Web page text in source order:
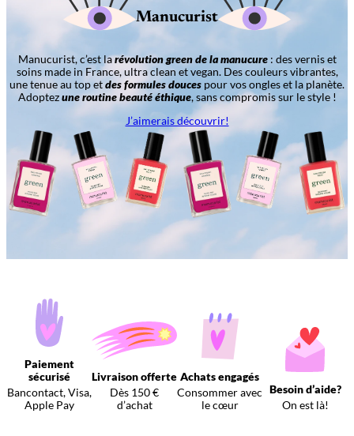
Manucurist
Manucurist, c’est larévolution green de la manucure: des vernis et
soins made in France, ultra clean et vegan. Des couleurs vibrantes,
une tenue au top etdes formules douces pour vos ongles et la planète.
Adoptezune routine beauté éthique, sans compromis sur le style !
J’aimerais découvrir!
Paiement
sécurisé
Bancontact, Visa,
Apple Pay
Livraison offerte
Dès 150 €
d’achat
Achats engagés
Consommer avec
le cœur
Besoin d’aide?
On est là!